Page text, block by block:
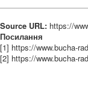
Source URL: https://
Посилання
[1] https://www.bucha-
[2] https://www.bucha-